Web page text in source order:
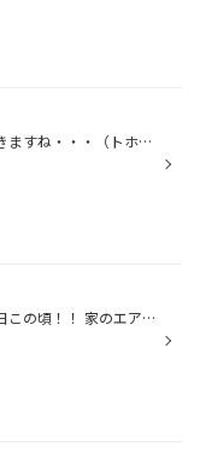
まだまだ暑い日が続きますね・・・（トホホ・・・） でも！！元気にがんばりますよ！！！ 話は変わりますが、来週火曜日長崎にあるタイヤ館佐世保店に出没します！！（笑） といっても約10年程お世話になっている方からお仕事をいただいたもので午前中だけですが 戻ります！！ お近くお通りの際は寄...
毎日暑い日が続く今日この頃！！ 家のエアコンを２８度の設定していますがいっこうに冷えず２２度付近まで下げてしまいます。 車のエアコンもなかなか冷えず常に１８度のエアコン全開！（笑） 夜も暑くてたびたびエアコンを付けちゃいます。 この残暑も残りわずか！しっかり夏を味わいたいと思います。